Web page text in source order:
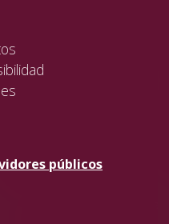
públicos